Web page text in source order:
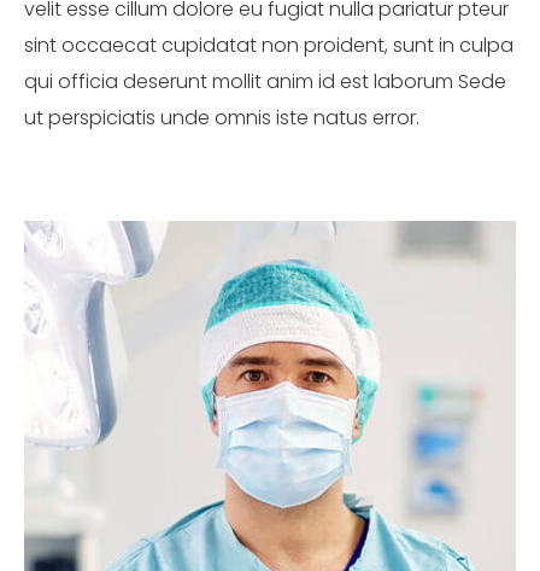
velit esse cillum dolore eu fugiat nulla pariatur pteur
sint occaecat cupidatat non proident, sunt in culpa
qui officia deserunt mollit anim id est laborum Sede
ut perspiciatis unde omnis iste natus error.